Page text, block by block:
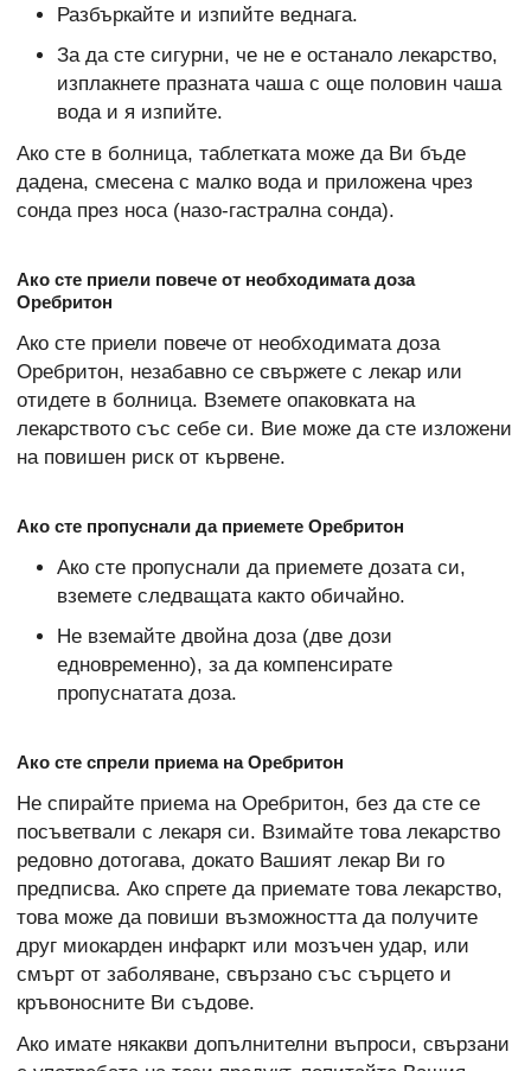
Разбъркайте и изпийте веднага.
За да сте сигурни, че не е останало лекарство,
изплакнете празната чаша с още половин чаша
вода и я изпийте.
Ако сте в болница, таблетката може да Ви бъде
дадена, смесена с малко вода и приложена чрез
сонда през носа (назо-гастрална сонда).
Ако сте приели повече от необходимата доза
Оребритон
Ако сте приели повече от необходимата доза
Оребритон, незабавно се свържете с лекар или
отидете в болница. Вземете опаковката на
лекарството със себе си. Вие може да сте изложени
на повишен риск от кървене.
Ако сте пропуснали да приемете Оребритон
Ако сте пропуснали да приемете дозата си,
вземете следващата както обичайно.
Не вземайте двойна доза (две дози
едновременно), за да компенсирате
пропуснатата доза.
Ако сте спрели приема на Оребритон
Не спирайте приема на Оребритон, без да сте се
посъветвали с лекаря си. Взимайте това лекарство
редовно дотогава, докато Вашият лекар Ви го
предписва. Ако спрете да приемате това лекарство,
това може да повиши възможността да получите
друг миокарден инфаркт или мозъчен удар, или
смърт от заболяване, свързано със сърцето и
кръвоносните Ви съдове.
Ако имате някакви допълнителни въпроси, свързани